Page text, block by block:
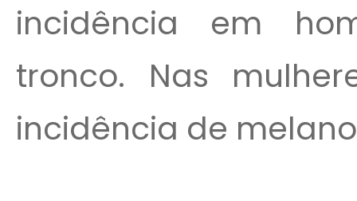
incidência em
tronco. Nas
incidência de